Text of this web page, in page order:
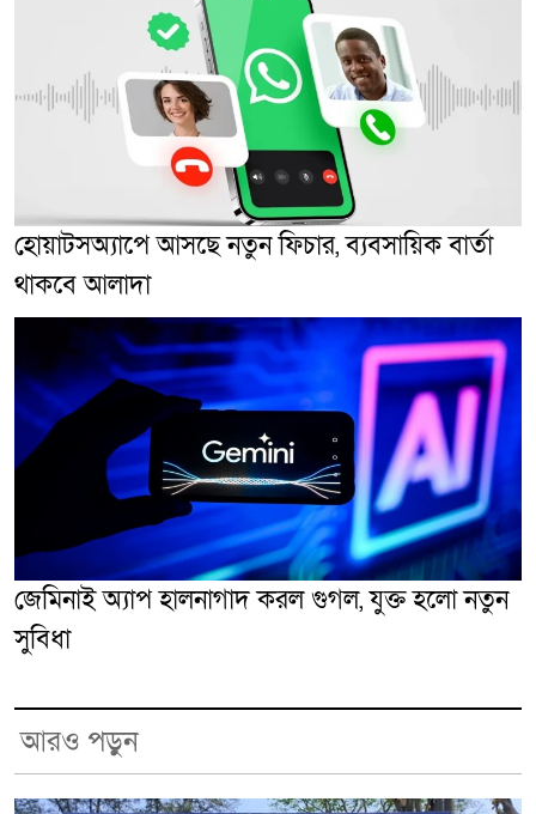
হোয়াটসঅ্যাপে আসছে নতুন ফিচার, ব্যবসায়িক বার্তা
থাকবে আলাদা
জেমিনাই অ্যাপ হালনাগাদ করল গুগল, যুক্ত হলো নতুন
সুবিধা
আরও পড়ুন